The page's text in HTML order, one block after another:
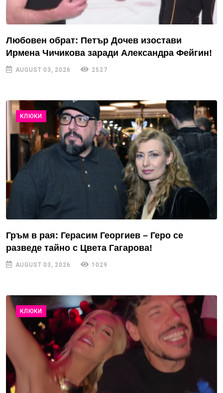
Любовен обрат: Петър Дочев изостави
Ирмена Чичикова заради Александра Фейгин!
AUGUST 03, 2026 2527
КЛЮКИ
Гръм в рая: Герасим Георгиев – Геро се
разведе тайно с Цвета Гагарова!
AUGUST 03, 2026 1029
КЛЮКИ